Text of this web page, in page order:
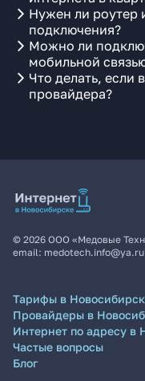
Нужен ли роутер
подключения?
Можно ли
мобильной
Что делать, если
провайдера?
© 2026 ООО «Медовые
email: medotech.info@ya.ru
Тарифы в
Провайдеры в
Интернет по адресу в
Частые вопросы
Блог